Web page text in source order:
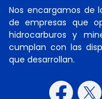
Nos encargamos de
de empresas que
hidrocarburos y
cumplan con las
que desarrollan.